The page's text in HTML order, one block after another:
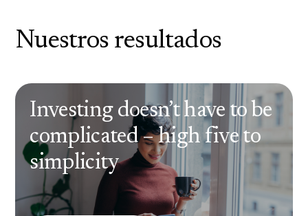
Nuestros resultados
Investing doesn’t have to be
complicated – high five to
simplicity